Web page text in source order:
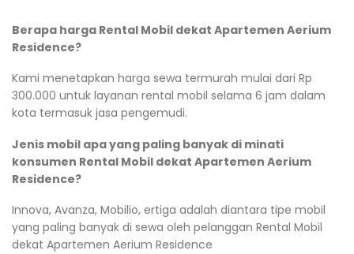
Berapa harga Rental Mobil dekat Apartemen Aerium
Residence?
Kami menetapkan harga sewa termurah mulai dari Rp
300.000 untuk layanan rental mobil selama 6 jam dalam
kota termasuk jasa pengemudi.
Jenis mobil apa yang paling banyak di minati
konsumen Rental Mobil dekat Apartemen Aerium
Residence?
Innova, Avanza, Mobilio, ertiga adalah diantara tipe mobil
yang paling banyak di sewa oleh pelanggan Rental Mobil
dekat Apartemen Aerium Residence